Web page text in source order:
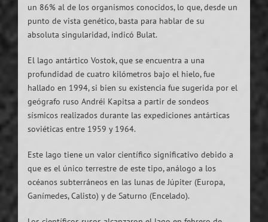
un 86% al de los organismos conocidos, lo que, desde un
punto de vista genético, basta para hablar de su
absoluta singularidad, indicó Bulat.
El lago antártico Vostok, que se encuentra a una
profundidad de cuatro kilómetros bajo el hielo, fue
hallado en 1994, si bien su existencia fue sugerida por el
geógrafo ruso Andréi Kapitsa a partir de sondeos
sísmicos realizados durante las expediciones antárticas
soviéticas entre 1959 y 1964.
Este lago tiene un valor científico significativo debido a
que es el único terrestre de este tipo, análogo a los
océanos subterráneos en las lunas de Júpiter (Europa,
Ganímedes, Calisto) y de Saturno (Encelado).